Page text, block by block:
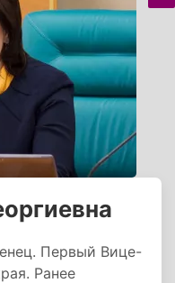
Первый Вице-
Ранее